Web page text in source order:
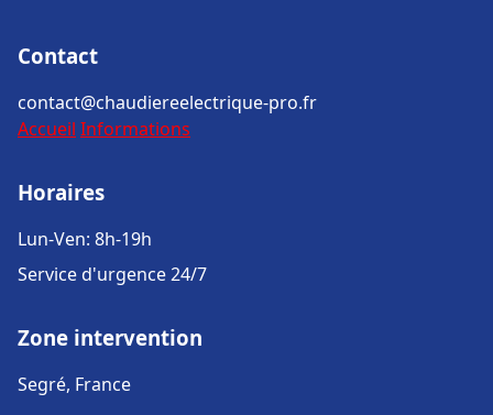
Contact
contact@chaudiereelectrique-pro.fr
Accueil Informations
Horaires
Lun-Ven: 8h-19h
Service d'urgence 24/7
Zone intervention
Segré, France